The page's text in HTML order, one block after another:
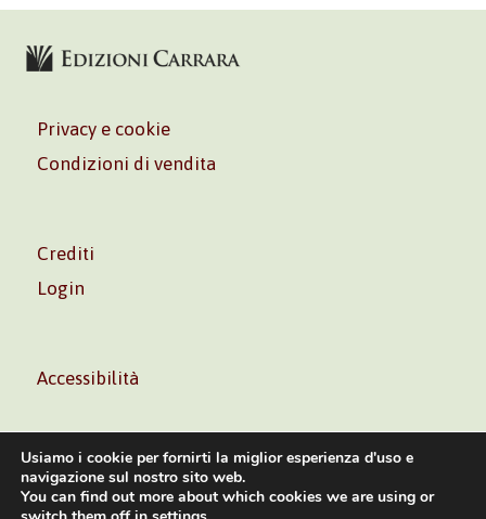
Privacy e cookie
Condizioni di vendita
Crediti
Login
Accessibilità
Volontè & Co. Srl – P.I. 06181480960 –info@volonte-
Usiamo i cookie per fornirti la miglior esperienza d'uso e
navigazione sul nostro sito web.
You can find out more about which cookies we are using or